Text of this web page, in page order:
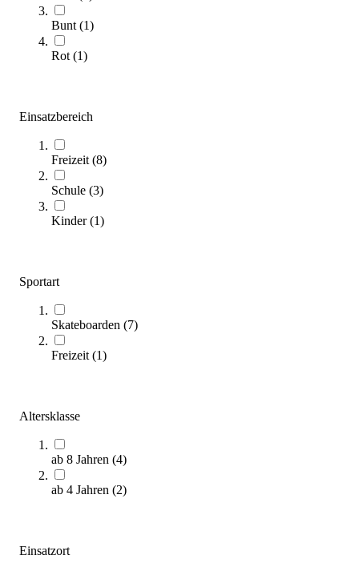
Bunt (1)
Rot (1)
Einsatzbereich
Freizeit (8)
Schule (3)
Kinder(1)
Sportart
Skateboarden (7)
Freizeit (1)
Altersklasse
ab 8 Jahren (4)
ab 4 Jahren (2)
Einsatzort
Zum Ratgeber
Kategorien & Filter
89,95 €
Zum Produkt
Noch 2 auf Lager
SALE